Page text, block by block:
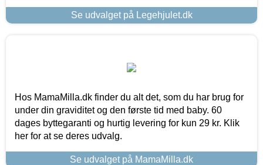
Se udvalget på Legehjulet.dk
Hos MamaMilla.dk finder du alt det, som du har brug for
under din graviditet og den første tid med baby. 60
dages byttegaranti og hurtig levering for kun 29 kr. Klik
her for at se deres udvalg.
Se udvalget på MamaMilla.dk